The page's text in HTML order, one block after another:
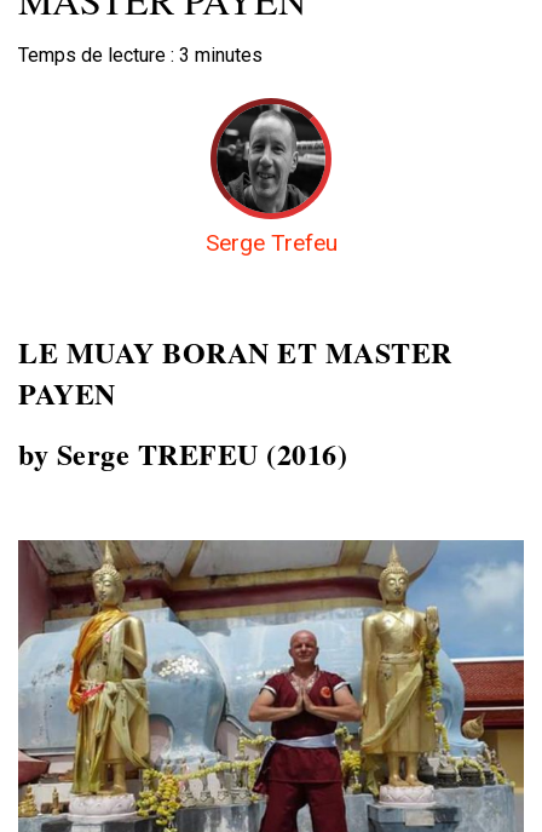
Temps de lecture : 3 minutes
Serge Trefeu
LE MUAY BORAN ET MASTER
PAYEN
by Serge TREFEU (2016)